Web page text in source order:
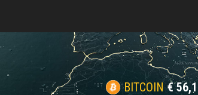
BITCOIN €